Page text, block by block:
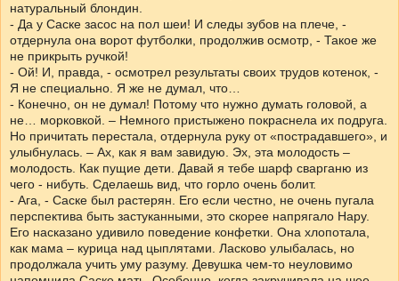
натуральный блондин.
- Да у Саске засос на пол шеи! И следы зубов на плече, -
отдернула она ворот футболки, продолжив осмотр, - Такое же
не прикрыть ручкой!
- Ой! И, правда, - осмотрел результаты своих трудов котенок, -
Я не специально. Я же не думал, что…
- Конечно, он не думал! Потому что нужно думать головой, а
не… морковкой. – Немного пристыжено покраснела их подруга.
Но причитать перестала, отдернула руку от «пострадавшего», и
улыбнулась. – Ах, как я вам завидую. Эх, эта молодость –
молодость. Как пущие дети. Давай я тебе шарф сварганю из
чего - нибуть. Сделаешь вид, что горло очень болит.
- Ага, - Саске был растерян. Его если честно, не очень пугала
перспектива быть застуканными, это скорее напрягало Нару.
Его насказано удивило поведение конфетки. Она хлопотала,
как мама – курица над цыплятами. Ласково улыбалась, но
продолжала учить уму разуму. Девушка чем-то неуловимо